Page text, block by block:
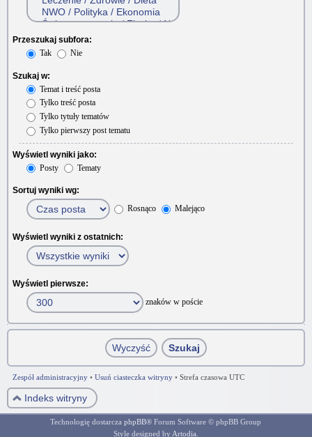
Przeszukaj subfora:
Tak
Nie
Szukaj w:
Temat i treść posta
Tylko treść posta
Tylko tytuły tematów
Tylko pierwszy post tematu
Wyświetl wyniki jako:
Posty
Tematy
Sortuj wyniki wg:
Rosnąco
Malejąco
Wyświetl wyniki z ostatnich:
Wyświetl pierwsze:
znaków w poście
Zespół administracyjny • Usuń ciasteczka witryny • Strefa czasowa UTC
Indeks witryny
Technologię dostarczaphpBB® Forum Software © phpBB Group
Style designed by Artodia